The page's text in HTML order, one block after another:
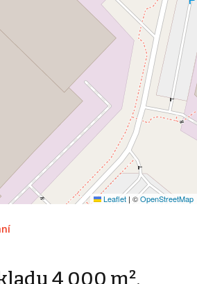
Leaflet | ©OpenStreetMap
4 000 m²,